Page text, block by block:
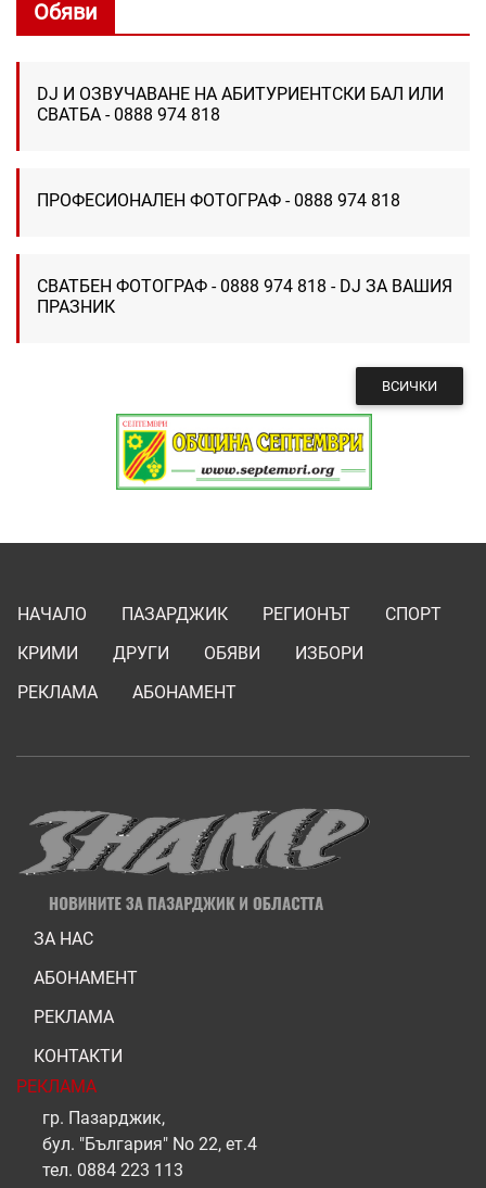
Обяви
DJ И ОЗВУЧАВАНЕ НА АБИТУРИЕНТСКИ БАЛ ИЛИ
СВАТБА - 0888 974 818
ПРОФЕСИОНАЛЕН ФОТОГРАФ - 0888 974 818
СВАТБЕН ФОТОГРАФ - 0888 974 818 - DJ ЗА ВАШИЯ
ПРАЗНИК
ВСИЧКИ
НАЧАЛО ПАЗАРДЖИК РЕГИОНЪТ
СПОРТ
КРИМИ
ДРУГИ ОБЯВИ
ИЗБОРИ
РЕКЛАМА
АБОНАМЕНТ
ЗА НАС
АБОНАМЕНТ
РЕКЛАМА
КОНТАКТИ
РЕКЛАМА
гр. Пазарджик,
бул. "България" No 22, ет.4
тел. 0884 223 113